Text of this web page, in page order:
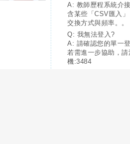
A: 教師歷程系統介
含某些「CSV匯入
交換方式與頻率。。
Q: 我無法登入?
A: 請確認您的單一
若需進一步協助，
機:3484